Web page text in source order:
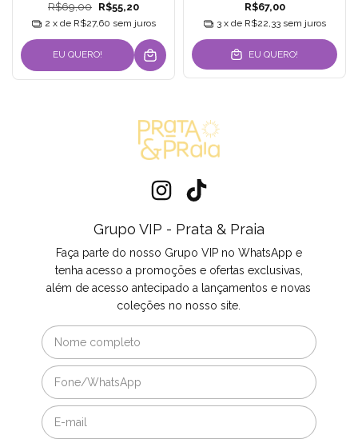
R$69,00 R$55,20
2 x de R$27,60 sem juros
EU QUERO!
R$67,00
3 x de R$22,33 sem juros
EU QUERO!
Grupo VIP - Prata & Praia
Faça parte do nosso Grupo VIP no WhatsApp e
tenha acesso a promoções e ofertas exclusivas,
além de acesso antecipado a lançamentos e novas
coleções no nosso site.